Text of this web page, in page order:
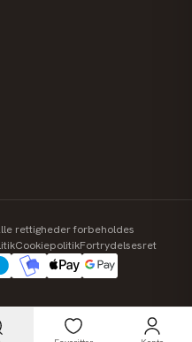
rettigheder forbeholdes
CookiepolitikFortrydelsesret